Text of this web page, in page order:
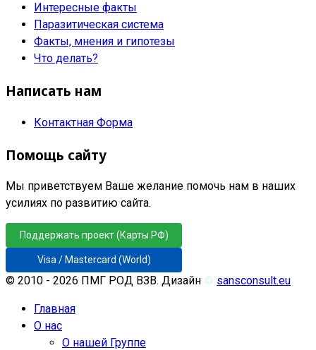
Интересные факты
Паразитическая система
Факты, мнения и гипотезы
Что делать?
Написать нам
Контактная Форма
Помощь сайту
Мы приветствуем Ваше желание помочь нам в наших
усилиях по развитию сайта.
Поддержать проект (Карты РФ)
Visa / Mastercard (World)
© 2010 - 2026 ПМГ РОД ВЗВ. Дизайн ♲ sansconsult.eu
Главная
О нас
О нашей Группе